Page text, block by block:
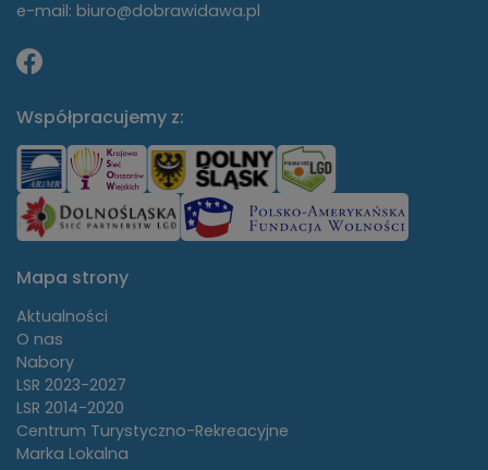
e-mail: biuro@dobrawidawa.pl
Współpracujemy z:
Mapa strony
Aktualności
O nas
Nabory
LSR 2023-2027
LSR 2014-2020
Centrum Turystyczno-Rekreacyjne
Marka Lokalna